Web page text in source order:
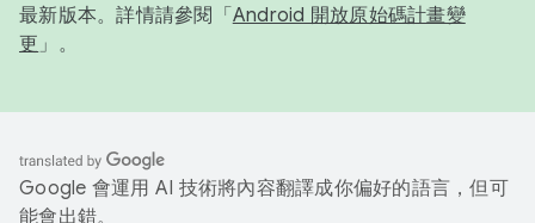
最新版本。詳情請參閱「 Android 開放原始碼計畫變
更 」。
Google 會運用 AI 技術將內容翻譯成你偏好的語言，但可
能會出錯。